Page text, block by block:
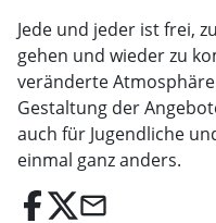
Jede und jeder ist frei,
gehen und wieder zu
veränderte
Gestaltung der
auch für Jugendliche
einmal ganz anders.
email